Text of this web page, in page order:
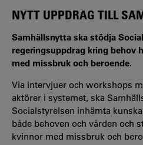
NYTT UPPDRAG TILL
Samhällsnytta ska stödja
regeringsuppdrag kring behov
med missbruk och beroende.
Via intervjuer och workshops
aktörer i systemet, ska
Socialstyrelsen inhämta
både behoven och vården och
kvinnor med missbruk och